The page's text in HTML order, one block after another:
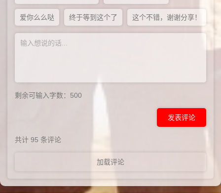
爱你么么哒 终于等到这个了 这个不错，谢谢分享！
剩余可输入字数： 500
发表评论
共计 95 条评论
加载评论